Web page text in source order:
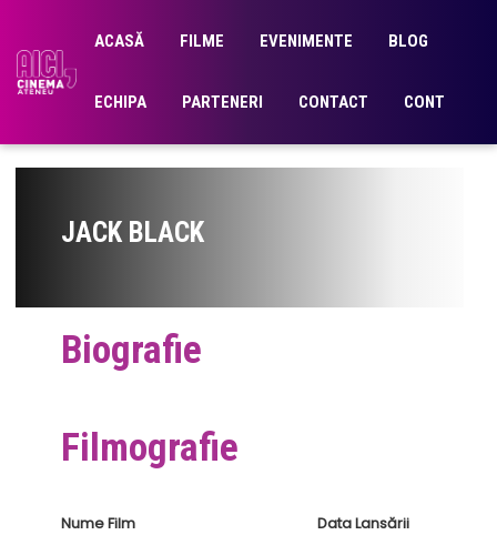
ACASĂ FILME EVENIMENTE BLOG
ECHIPA PARTENERI CONTACT CONT
JACK BLACK
Biografie
Filmografie
Nume Film Data Lansării